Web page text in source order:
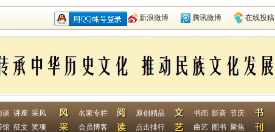
新浪微博 腾讯微博 在线投稿
谈 讲座 采风
馆 征文 奖项
名家专栏
会员博客
原创精品
点击排行
书画 影音 节庆
曲艺 图书 聚焦